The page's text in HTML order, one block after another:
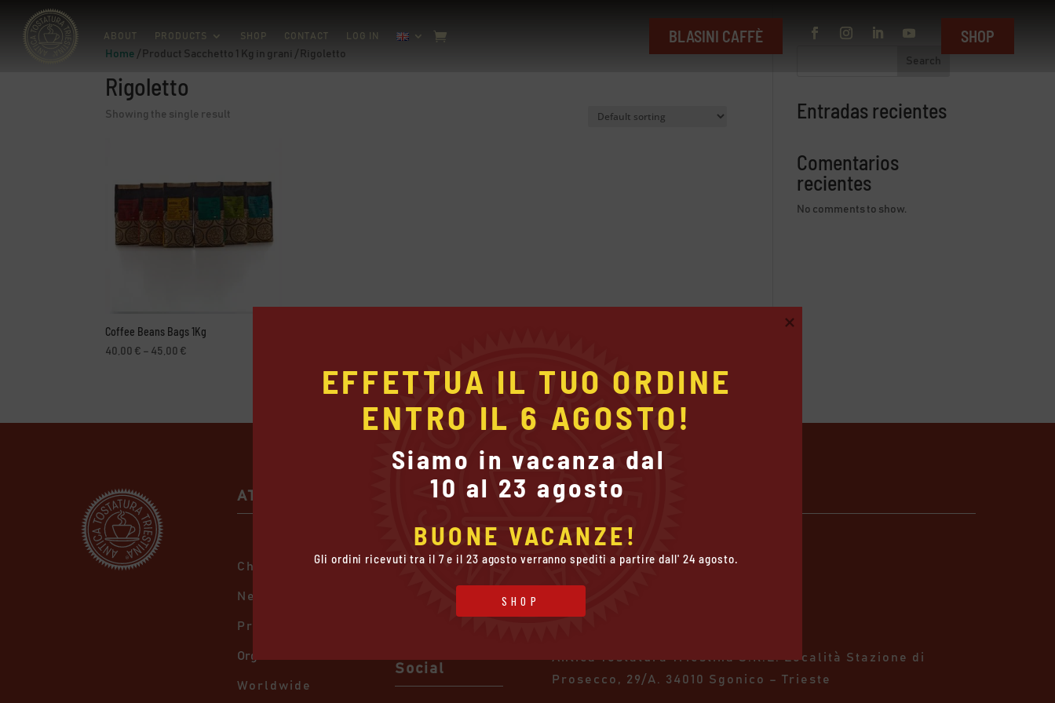
ABOUT PRODUCTS SHOP CONTACT LOG IN BLASINI CAFFÈ SHOP
Home / Product Sacchetto 1 Kg in grani / Rigoletto
Rigoletto
Showing the single result
Coffee Beans Bags 1Kg
40,00 € – 45,00 €
45,00 €
Search
Entradas recientes
Comentarios
recientes
No comments to show.
ATT
Chi Siamo
Negozio
Prodotti
Organic Bio
Worldwide
Politiche
Politiche sulla
riservatezza
Gestione dei
Social
Contatti
Antica Tostatura Triestina Italia
Antica Tostatura Triestina S.R.L.Località Stazione di
Prosecco, 29/A. 34010 Sgonico – Trieste
EFFETTUA IL TUO ORDINE
ENTRO IL 6 AGOSTO!
Gli ordini ricevuti tra il 7 e il 23 agosto verranno spediti a partire dall' 24 agosto.
SHOP
BUONE VACANZE!
Siamo in vacanza dal
10 al 23 agosto